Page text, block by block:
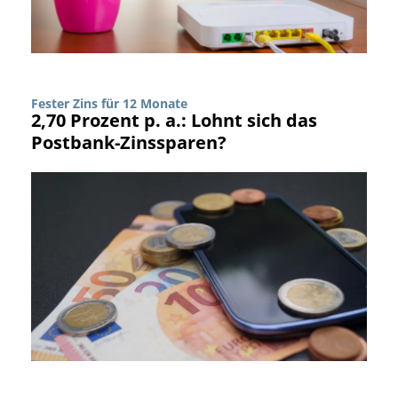
Fester Zins für 12 Monate
2,70 Prozent p. a.: Lohnt sich das
Postbank-Zinssparen?